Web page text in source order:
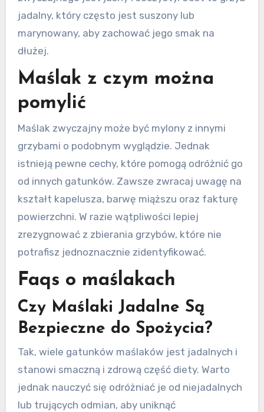
jadalny, który często jest suszony lub
marynowany, aby zachować jego smak na
dłużej.
Maślak z czym można
pomylić
Maślak zwyczajny może być mylony z innymi
grzybami o podobnym wyglądzie. Jednak
istnieją pewne cechy, które pomogą odróżnić go
od innych gatunków. Zawsze zwracaj uwagę na
kształt kapelusza, barwę miąższu oraz fakturę
powierzchni. W razie wątpliwości lepiej
zrezygnować z zbierania grzybów, które nie
potrafisz jednoznacznie zidentyfikować.
Faqs o maślakach
Czy Maślaki Jadalne Są
Bezpieczne do Spożycia?
Tak, wiele gatunków maślaków jest jadalnych i
stanowi smaczną i zdrową część diety. Warto
jednak nauczyć się odróżniać je od niejadalnych
lub trujących odmian, aby uniknąć